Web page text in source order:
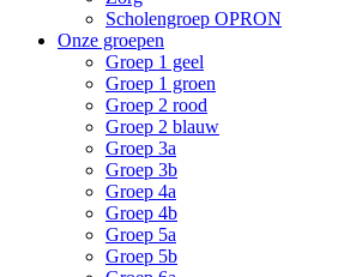
Scholengroep OPRON
Onze groepen
Groep 1 geel
Groep 1 groen
Groep 2 rood
Groep 2 blauw
Groep 3a
Groep 3b
Groep 4a
Groep 4b
Groep 5a
Groep 5b